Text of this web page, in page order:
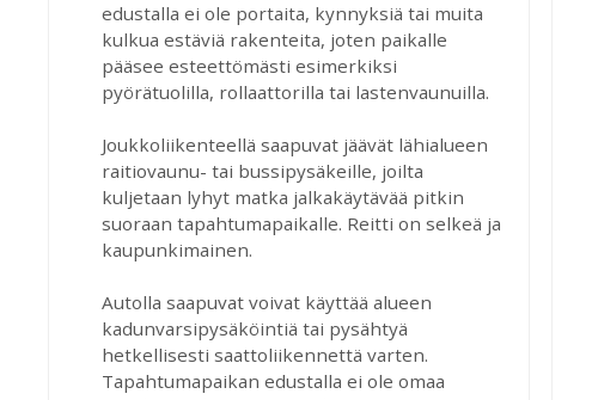
edustalla ei ole portaita, kynnyksiä tai muita
kulkua estäviä rakenteita, joten paikalle
pääsee esteettömästi esimerkiksi
pyörätuolilla, rollaattorilla tai lastenvaunuilla.
Joukkoliikenteellä saapuvat jäävät lähialueen
raitiovaunu- tai bussipysäkeille, joilta
kuljetaan lyhyt matka jalkakäytävää pitkin
suoraan tapahtumapaikalle. Reitti on selkeä ja
kaupunkimainen.
Autolla saapuvat voivat käyttää alueen
kadunvarsipysäköintiä tai pysähtyä
hetkellisesti saattoliikennettä varten.
Tapahtumapaikan edustalla ei ole omaa